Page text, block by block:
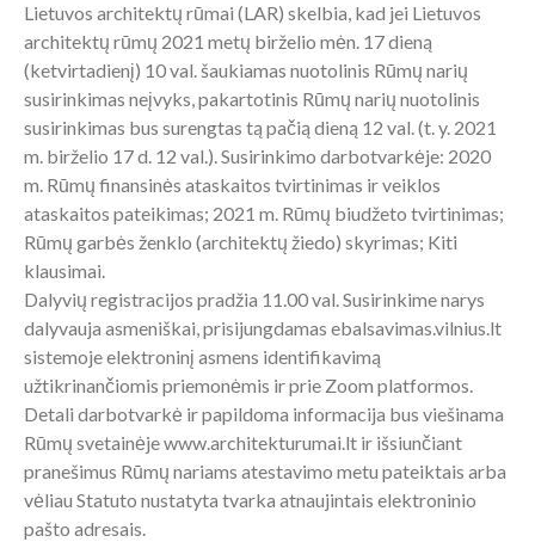
Lietuvos architektų rūmai (LAR) skelbia, kad jei Lietuvos
architektų rūmų 2021 metų birželio mėn. 17 dieną
(ketvirtadienį) 10 val. šaukiamas nuotolinis Rūmų narių
susirinkimas neįvyks, pakartotinis Rūmų narių nuotolinis
susirinkimas bus surengtas tą pačią dieną 12 val. (t. y. 2021
m. birželio 17 d. 12 val.). Susirinkimo darbotvarkėje: 2020
m. Rūmų finansinės ataskaitos tvirtinimas ir veiklos
ataskaitos pateikimas; 2021 m. Rūmų biudžeto tvirtinimas;
Rūmų garbės ženklo (architektų žiedo) skyrimas; Kiti
klausimai.
Dalyvių registracijos pradžia 11.00 val. Susirinkime narys
dalyvauja asmeniškai, prisijungdamas ebalsavimas.vilnius.lt
sistemoje elektroninį asmens identifikavimą
užtikrinančiomis priemonėmis ir prie Zoom platformos.
Detali darbotvarkė ir papildoma informacija bus viešinama
Rūmų svetainėje www.architekturumai.lt ir išsiunčiant
pranešimus Rūmų nariams atestavimo metu pateiktais arba
vėliau Statuto nustatyta tvarka atnaujintais elektroninio
pašto adresais.